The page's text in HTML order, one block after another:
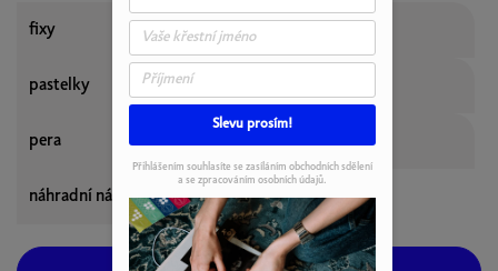
fixy
pastelky
pera propisky
náhradní náplně
Slevu prosím!
Přihlášením souhlasíte se zasíláním obchodních sdělení
a se zpracováním osobních údajů.